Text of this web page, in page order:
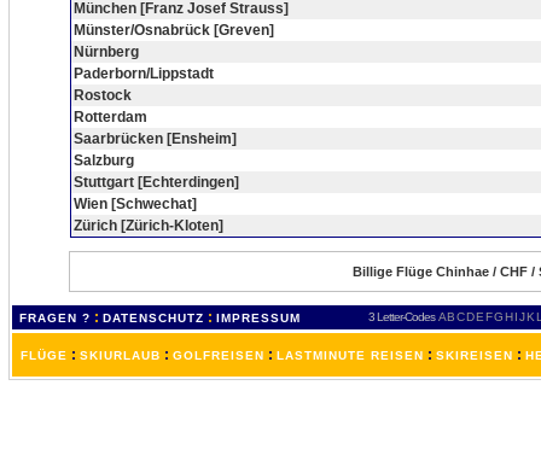
München [Franz Josef Strauss]
Münster/Osnabrück [Greven]
Nürnberg
Paderborn/Lippstadt
Rostock
Rotterdam
Saarbrücken [Ensheim]
Salzburg
Stuttgart [Echterdingen]
Wien [Schwechat]
Zürich [Zürich-Kloten]
Billige Flüge Chinhae / CHF
FRAGEN ? : DATENSCHUTZ : IMPRESSUM 3 Letter-Codes ABCDEFGH IJKL
FLÜGE : SKIURLAUB : GOLFREISEN : LASTMINUTE REISEN : SKIREISEN :